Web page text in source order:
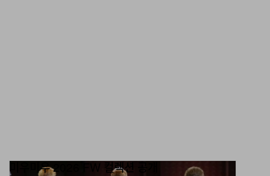
미우미우 2026 FW 컬렉션 공개